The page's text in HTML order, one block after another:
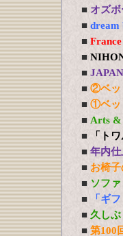
■ オズ
■ dream
■
■
■
■ ②ベッ
■ ①ベッ
■ Arts &
■
「ト
■ 年内
■ お椅子
■ ソフ
■ 「ギ
■ 久し
■ 第100